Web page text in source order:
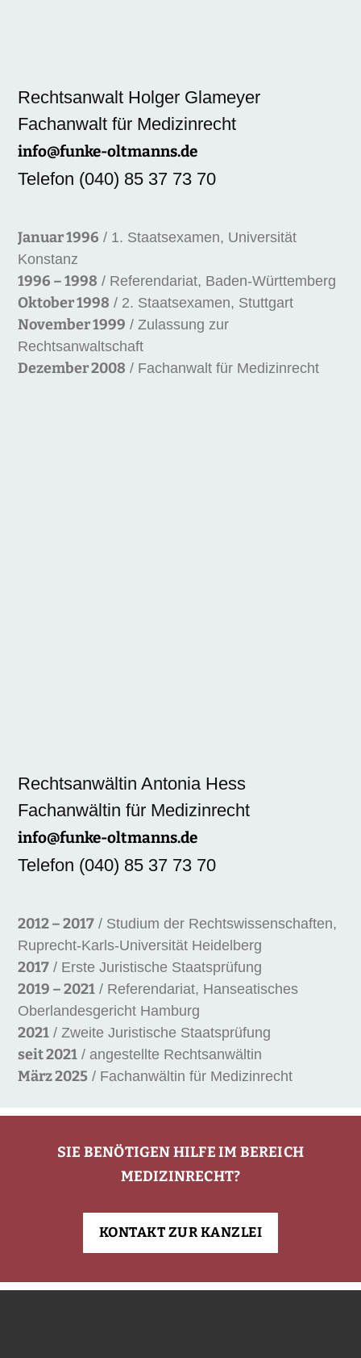
Rechtsanwalt Holger Glameyer
Fachanwalt für Medizinrecht
info@funke-oltmanns.de
Telefon (040) 85 37 73 70
Januar 1996 / 1. Staatsexamen, Universität
Konstanz
1996 – 1998 / Referendariat, Baden-Württemberg
Oktober 1998 / 2. Staatsexamen, Stuttgart
November 1999 / Zulassung zur
Rechtsanwaltschaft
Dezember 2008 / Fachanwalt für Medizinrecht
Rechtsanwältin Antonia Hess
Fachanwältin für Medizinrecht
info@funke-oltmanns.de
Telefon (040) 85 37 73 70
2012 – 2017 / Studium der Rechtswissenschaften,
Ruprecht-Karls-Universität Heidelberg
2017 / Erste Juristische Staatsprüfung
2019 – 2021 / Referendariat, Hanseatisches
Oberlandesgericht Hamburg
2021 / Zweite Juristische Staatsprüfung
seit 2021 / angestellte Rechtsanwältin
März 2025 / Fachanwältin für Medizinrecht
SIE BENÖTIGEN HILFE IM BEREICH
MEDIZINRECHT?
KONTAKT ZUR KANZLEI